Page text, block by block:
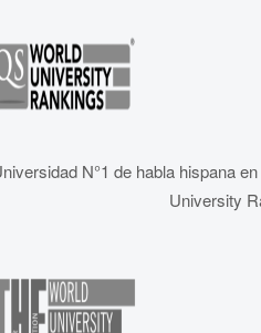
N°1 de habla hispana
University